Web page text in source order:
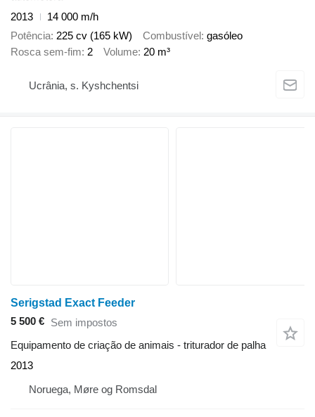
2013
14 000 m/h
Potência 225 cv (165 kW) Combustível gasóleo
Rosca sem-fim 2 Volume 20 m³
Ucrânia, s. Kyshchentsi
Serigstad Exact Feeder
5 500 € Sem impostos
Equipamento de criação de animais - triturador de palha
2013
Noruega, Møre og Romsdal